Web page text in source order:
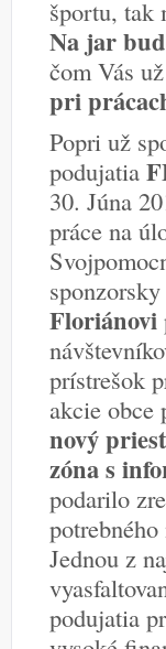
športu, tak
Na jar
čom Vás
pri
Popri už
podujatia
30. Júna
práce na
Floriánovi
prístrešok
akcie obce
nový
zóna s
podarilo
Jednou z
podujatia